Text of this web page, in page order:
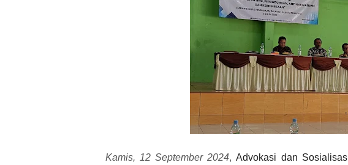
Kamis, 12 September 2024,Advokasi dan